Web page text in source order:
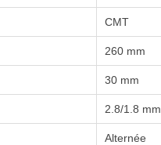
CMT
260 mm
30 mm
2.8/1.8 mm
Alternée